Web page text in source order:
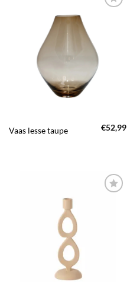
TOEVOEGEN
AAN JOUW
FAVORIETEN
Vaas lesse taupe €52,99